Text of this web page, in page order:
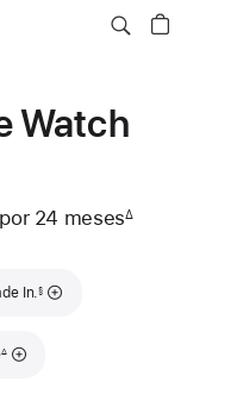
Watch
Al
por 24 mesesmeses
∆
In.
Nota a pie de página
§
Nota a pie de página
∆